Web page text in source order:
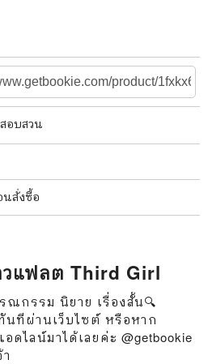
อบสวน
นสั่งซื้อ
แฟลต Third Girl
ณกรรม นิยาย เรื่องสั้น🔍
นทีผ่านเว็บไซต์ หรือหาก
ไลน์มาได้เลยค่ะ @getbookie